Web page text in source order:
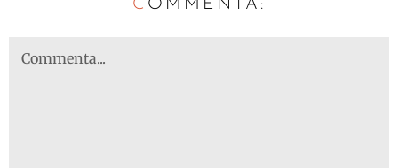
C OMMENTA: